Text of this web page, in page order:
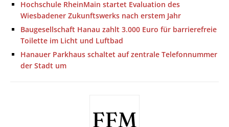
Hochschule RheinMain startet Evaluation des
Wiesbadener Zukunftswerks nach erstem Jahr
Baugesellschaft Hanau zahlt 3.000 Euro für barrierefreie
Toilette im Licht und Luftbad
Hanauer Parkhaus schaltet auf zentrale Telefonnummer
der Stadt um